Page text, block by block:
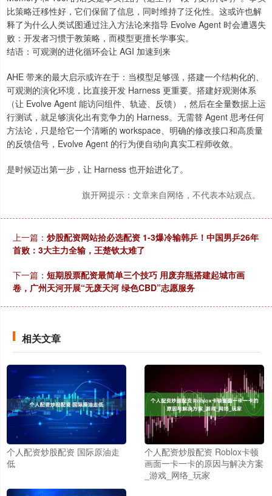
比策略迁移性好，它们保留了信息，同时维持了泛化性。这或许也解
释了为什么人类试图通过注入方法论来指导 Evolve Agent 时会遭遇失
败：开发者习惯于教策略，而模型更擅长学事实。
结语：可观测的进化循环会让 AGI 加速到来
AHE 带来的最大启示或许在于：当模型足够强，搭建一个结构化的、
可观测的演化环境，比直接开发 Harness 更重要。搭建好观测体系
（让 Evolve Agent 能访问组件、轨迹、反馈），然后在全量数据上运
行测试，就足够演化出有竞争力的 Harness。无需替 Agent 思考任何
方法论，只是给它一个清晰的 workspace、明确的修改接口和高质量
的反馈信号，Evolve Agent 的行为便自动向真实工程师收敛。
是时候迈出第一步，让 Harness 也开始进化了。
旗开网提示：文章来自网络，不代表本站观点。
上一篇： 炒股配资网站拾必选配资 1-3爆冷输韩乒！中国男乒26年
首败：3大主力全输，王楚钦太难了
下一篇： 短期股票配资最简单三个技巧 用废弃瓶搭建起城市画
卷，广州天河开展“无废天河 绿色CBD”志愿服务
相关文章
个人配资炒股配资 国际原油走
低
个人配资炒股配资 Roblox卡顿
画面一卡一卡的原因与解决方案
_游戏_网络_玩家